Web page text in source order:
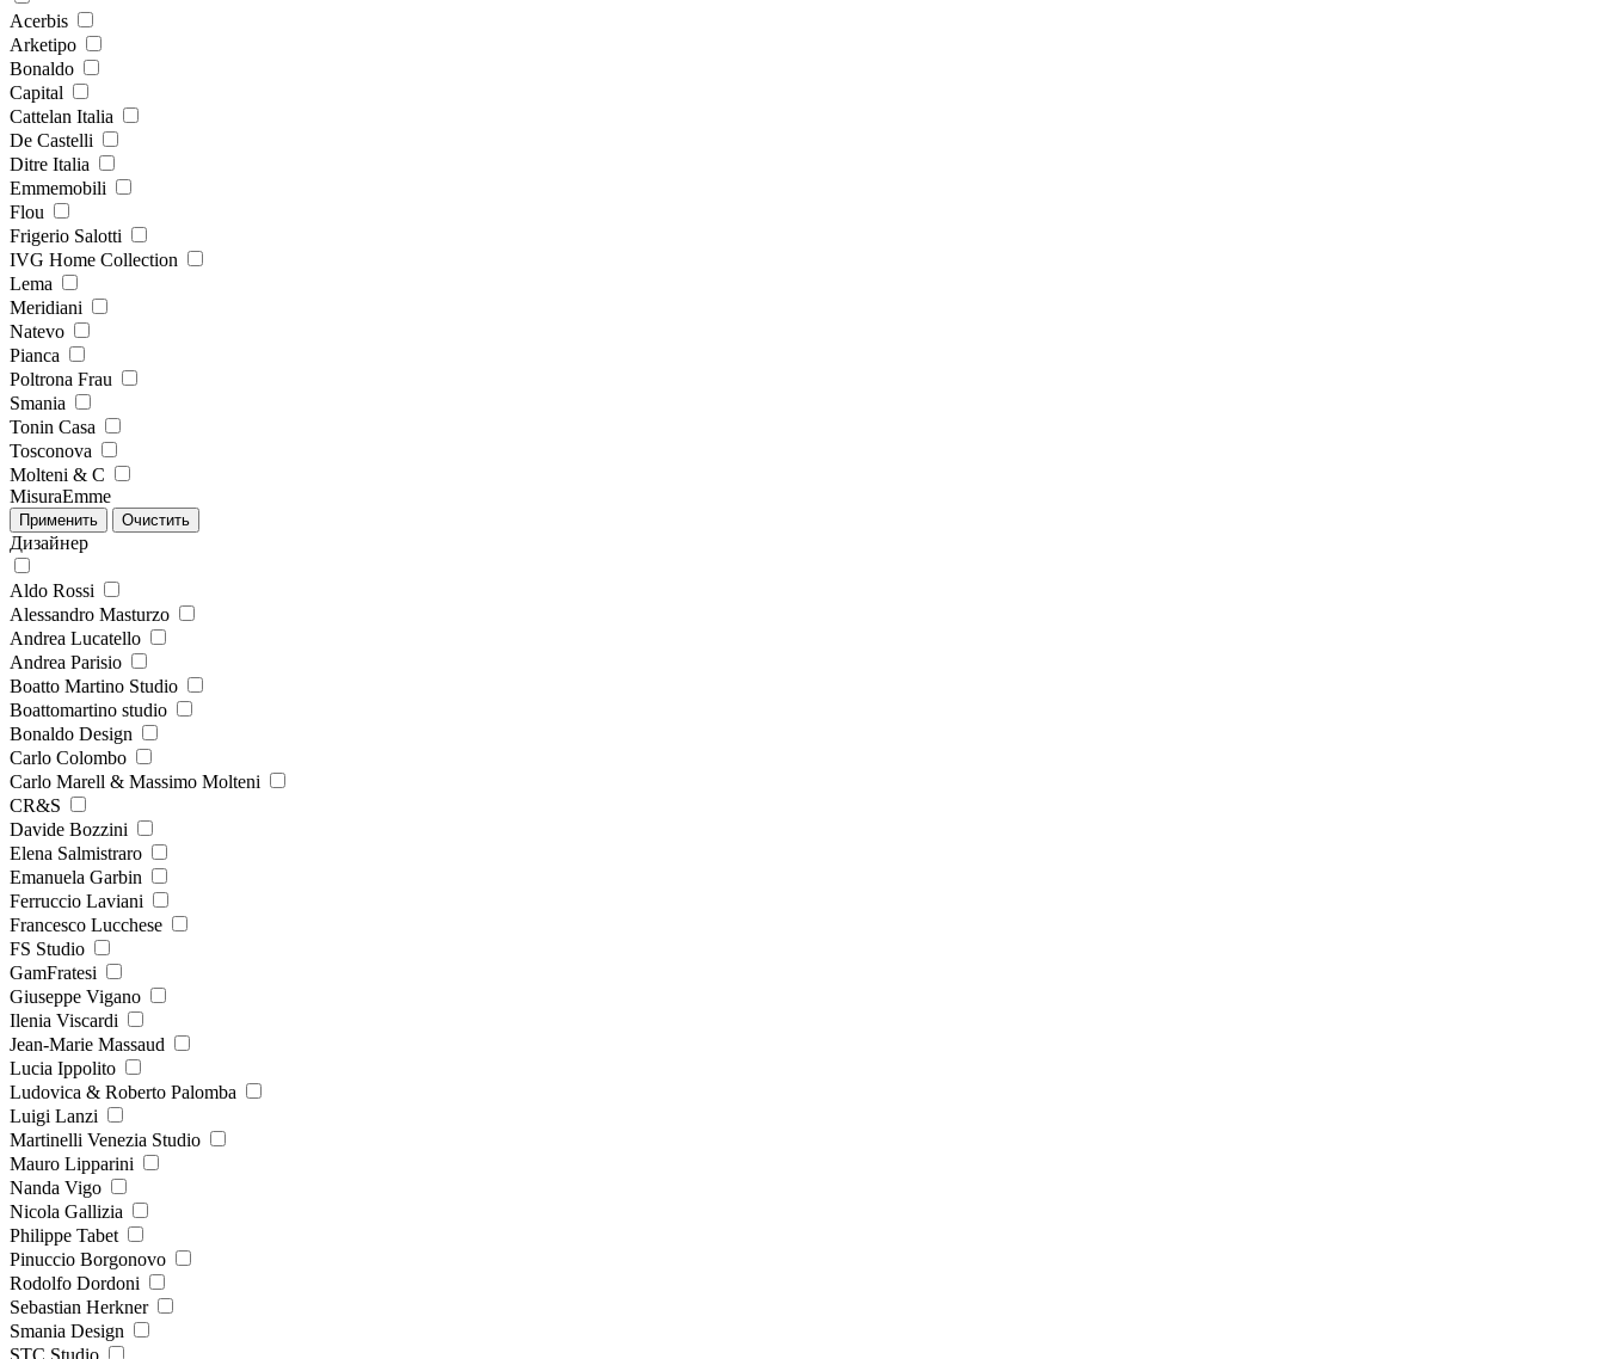
Acerbis
Arketipo
Bonaldo
Capital
Cattelan Italia
De Castelli
Ditre Italia
Emmemobili
Flou
Frigerio Salotti
IVG Home Collection
Lema
Meridiani
Natevo
Pianca
Poltrona Frau
Smania
Tonin Casa
Tosconova
Molteni & C
MisuraEmme
Дизайнер
Aldo Rossi
Alessandro Masturzo
Andrea Lucatello
Andrea Parisio
Boatto Martino Studio
Boattomartino studio
Bonaldo Design
Carlo Colombo
Carlo Marell & Massimo Molteni
CR&S
Davide Bozzini
Elena Salmistraro
Emanuela Garbin
Ferruccio Laviani
Francesco Lucchese
FS Studio
GamFratesi
Giuseppe Vigano
Ilenia Viscardi
Jean-Marie Massaud
Lucia Ippolito
Ludovica & Roberto Palomba
Luigi Lanzi
Martinelli Venezia Studio
Mauro Lipparini
Nanda Vigo
Nicola Gallizia
Philippe Tabet
Pinuccio Borgonovo
Rodolfo Dordoni
Sebastian Herkner
Smania Design